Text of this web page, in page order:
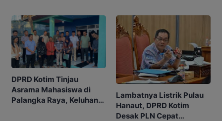
DPRD Kotim Tinjau
Asrama Mahasiswa di
Palangka Raya, Keluhan
Lambatnya Listrik Pulau
Hanaut, DPRD Kotim
Desak PLN Cepat